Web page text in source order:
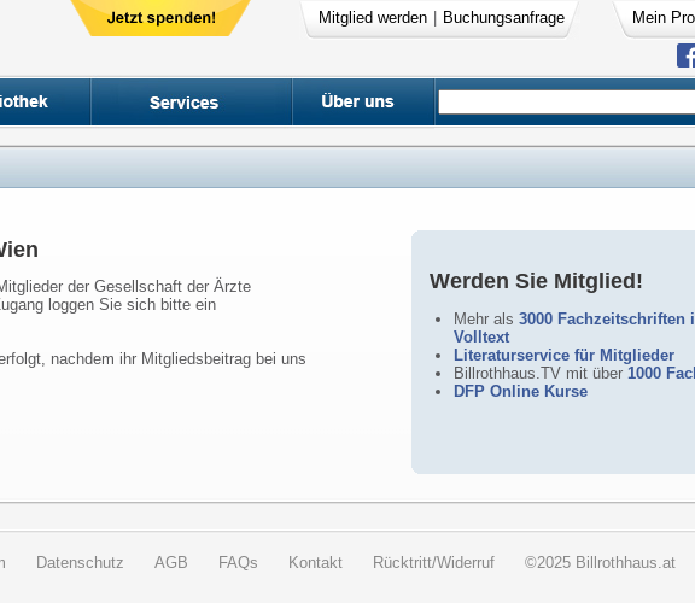
Mitglied werden Buchungsanfrage Mein
Werden Sie Mitglied!
Mehr als 3000 Fachzeitschriften
Volltext
Literaturservice für Mitglieder
Billrothhaus.TV mit über 1000
DFP Online Kurse
der Gesellschaft der Ärzte
loggen Sie sich bitte ein
nachdem ihr Mitgliedsbeitrag bei uns
Datenschutz AGB FAQs Kontakt Rücktritt/Widerruf ©2025 Billrothhaus.at